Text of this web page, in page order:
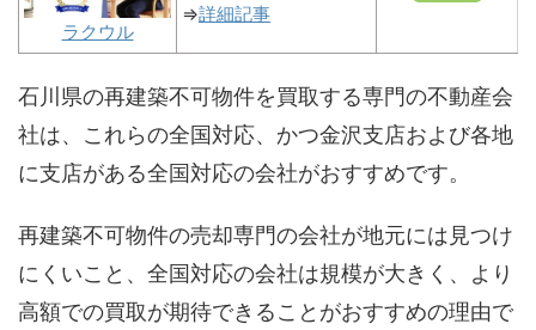
ラクウル
⇒詳細記事
石川県の再建築不可物件を買取する専門の不動産会
社は、これらの全国対応、かつ金沢支店および各地
に支店がある全国対応の会社がおすすめです。
再建築不可物件の売却専門の会社が地元には見つけ
にくいこと、全国対応の会社は規模が大きく、より
高額での買取が期待できることがおすすめの理由で